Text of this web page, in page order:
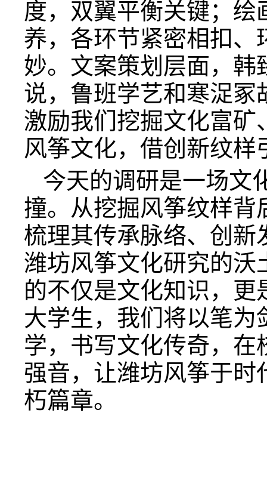
度，双翼平衡关键；
养，各环节紧密相扣、
妙。文案策划层面，韩
说，鲁班学艺和寒浞冢
激励我们挖掘文化富矿
风筝文化，借创新纹样
今天的调研是一场文
撞。从挖掘风筝纹样背
梳理其传承脉络、创新
潍坊风筝文化研究的沃
的不仅是文化知识，
大学生，我们将以笔
学，书写文化传奇，
强音，让潍坊风筝于
朽篇章。